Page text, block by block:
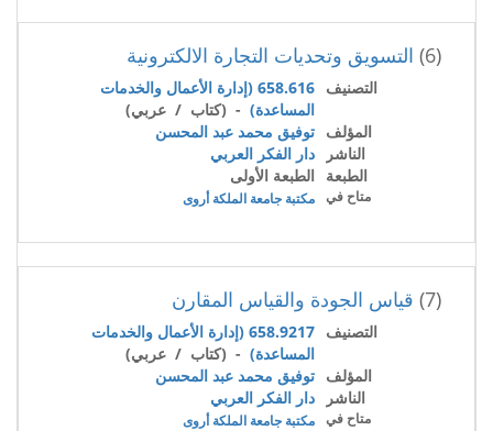
(6) التسويق وتحديات التجارة الالكترونية
التصنيف
658.616 (إدارة الأعمال والخدمات
المساعدة) - (كتاب / عربي)
المؤلف توفيق محمد عبد المحسن
الناشر
دار الفكر العربي
الطبعة
الطبعة الأولى
متاح في مكتبة جامعة الملكة أروى
(7) قياس الجودة والقياس المقارن
التصنيف
658.9217 (إدارة الأعمال والخدمات
المساعدة) - (كتاب / عربي)
المؤلف توفيق محمد عبد المحسن
الناشر
دار الفكر العربي
متاح في مكتبة جامعة الملكة أروى